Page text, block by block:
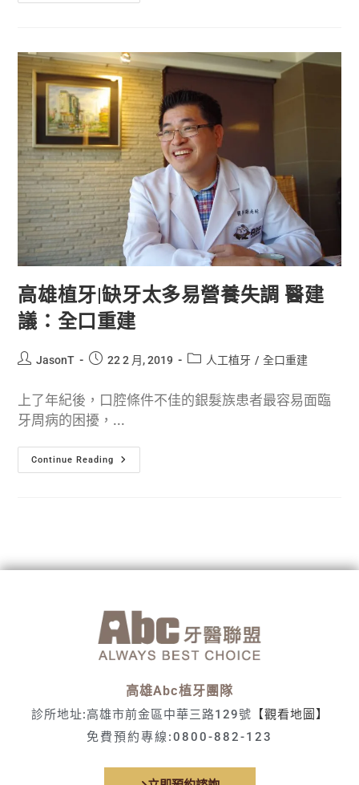
高雄植牙|缺牙太多易營養失調 醫建
議：全口重建
JasonT 22 2 月, 2019 人工植牙 / 全口重建
上了年紀後，口腔條件不佳的銀髮族患者最容易面臨
牙周病的困擾，...
Continue Reading
高雄Abc植牙團隊
診所地址:高雄市前金區中華三路129號 【觀看地圖】
免費預約專線:0800-882-123